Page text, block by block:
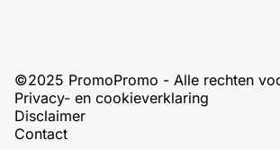
©2025 PromoPromo - Alle rechten
Privacy- en cookieverklaring
Disclaimer
Contact